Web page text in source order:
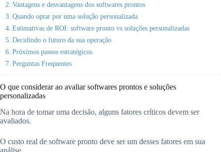
Vantagens e desvantagens dos softwares prontos
Quando optar por uma solução personalizada
Estimativas de ROI: software pronto vs soluções personalizadas
Decidindo o futuro da sua operação
Próximos passos estratégicos
Perguntas Frequentes
O que considerar ao avaliar softwares prontos e soluções
personalizadas
Na hora de tomar uma decisão, alguns fatores críticos devem ser
avaliados.
O custo real de software pronto deve ser um desses fatores em sua
análise.